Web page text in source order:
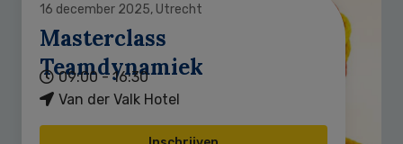
16 december 2025, Utrecht
Masterclass
Teamdynamiek
09:00 - 16:30
Van der Valk Hotel